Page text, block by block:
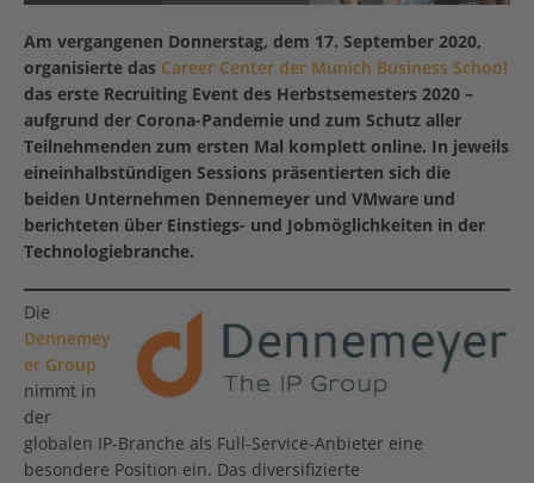
Am vergangenen Donnerstag, dem 17. September 2020,
organisierte das Career Center der Munich Business School
das erste Recruiting Event des Herbstsemesters 2020 –
aufgrund der Corona-Pandemie und zum Schutz aller
Teilnehmenden zum ersten Mal komplett online. In jeweils
eineinhalbstündigen Sessions präsentierten sich die
beiden Unternehmen Dennemeyer und VMware und
berichteten über Einstiegs- und Jobmöglichkeiten in der
Technologiebranche.
Die
Dennemey
er Group
nimmt in
der
globalen IP-Branche als Full-Service-Anbieter eine
besondere Position ein. Das diversifizierte